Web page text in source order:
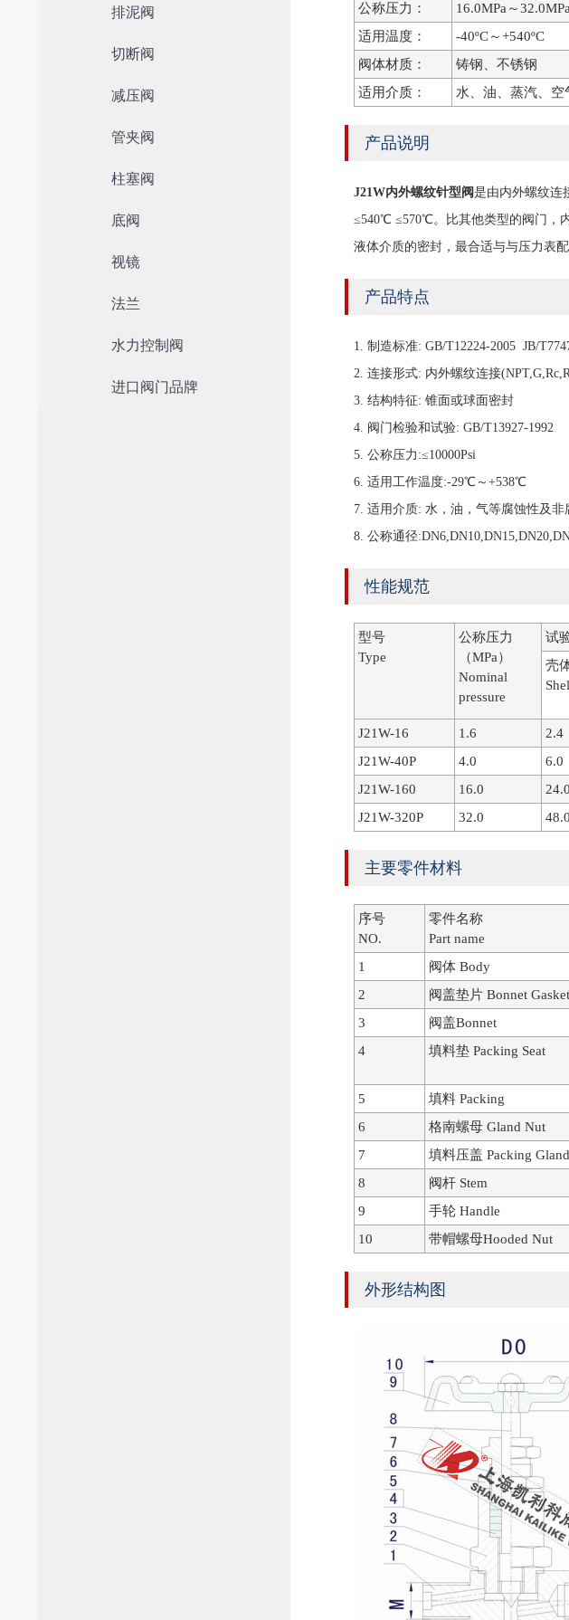
排泥阀
切断阀
减压阀
管夹阀
柱塞阀
底阀
视镜
法兰
水力控制阀
进口阀门品牌
公称压力：
16.0MPa～32.0MPa
适用温度：
-40ºC～+540ºC
阀体材质：
铸钢、不锈钢
适用介质：
水、油、蒸汽、空
产品说明
J21W内外螺纹针型阀是由内外螺纹连
≤540℃ ≤570℃。比其他类型的阀门，
液体介质的密封，最合适与与压力表配
产品特点
1. 制造标准: GB/T12224-2005 JB/
2. 连接形式: 内外螺纹连接
3. 结构特征: 锥面或球面密封
4. 阀门检验和试验: GB/T13927-1992
5. 公称压力:≤10000Psi
6. 适用工作温度:-29℃～+538℃
7. 适用介质: 水，油，气等腐蚀性及非
8. 公称通径
性能规范
型号
Type
公称压力
（MPa）
Nominal
pressure
试
壳
J21W-16
1.6 2.4
J21W-40P 4.0 6.0
J21W-160
16.0 24.0
J21W-320P
32.0 48.0
主要零件材料
序号
NO.
零件名称
Part name
1
阀体 Body
2
阀盖垫片 Bonnet Gasket
3
阀盖Bonnet
4
填料垫 Packing Seat
5
填料 Packing
6
格南螺母 Gland Nut
7
填料压盖 Packing Gland
8
阀杆 Stem
9
手轮 Handle
10
带帽螺母Hooded Nut
外形结构图